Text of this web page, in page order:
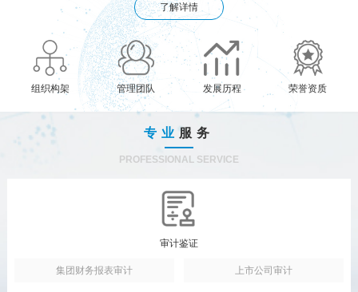
了解详情
组织构架 管理团队 发展历程 荣誉资质
专业 服务
PROFESSIONAL SERVICE
审计鉴证
集团财务报表审计 上市公司审计